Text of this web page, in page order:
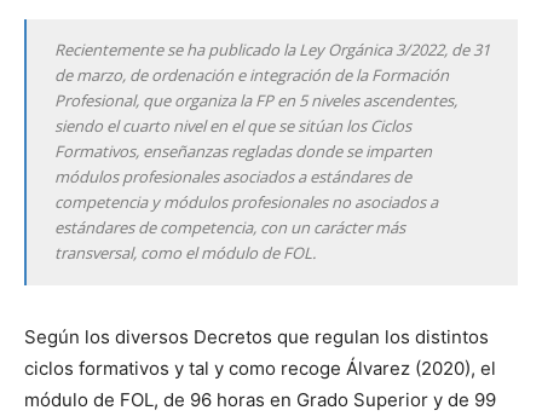
Recientemente se ha publicado la Ley Orgánica 3/2022, de 31
de marzo, de ordenación e integración de la Formación
Profesional, que organiza la FP en 5 niveles ascendentes,
siendo el cuarto nivel en el que se sitúan los Ciclos
Formativos, enseñanzas regladas donde se imparten
módulos profesionales asociados a estándares de
competencia y módulos profesionales no asociados a
estándares de competencia, con un carácter más
transversal, como el módulo de FOL.
Según los diversos Decretos que regulan los distintos
ciclos formativos y tal y como recoge Álvarez (2020), el
módulo de FOL, de 96 horas en Grado Superior y de 99